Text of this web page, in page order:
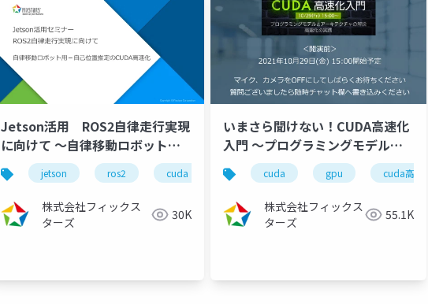
nvidia cudnn nvidia ドライバ インストール windows
Jetson活用 ROS2自律走行実現
に向けて ～自律移動ロボット用
ー自己位置推定のCUDA高速化～
（2021/11/04）
jetson ros2 cuda 自律走行 cuda高速化 gpu
株式会社フィックス
ターズ
30K
いまさら聞けない！CUDA高速化
入門 ～プログラミングモデルと
アーキテクチャの解説、高速化の
実践～（2021/10/29）
cuda gpu cuda高速化
株式会社フィックス
ターズ
55.1K